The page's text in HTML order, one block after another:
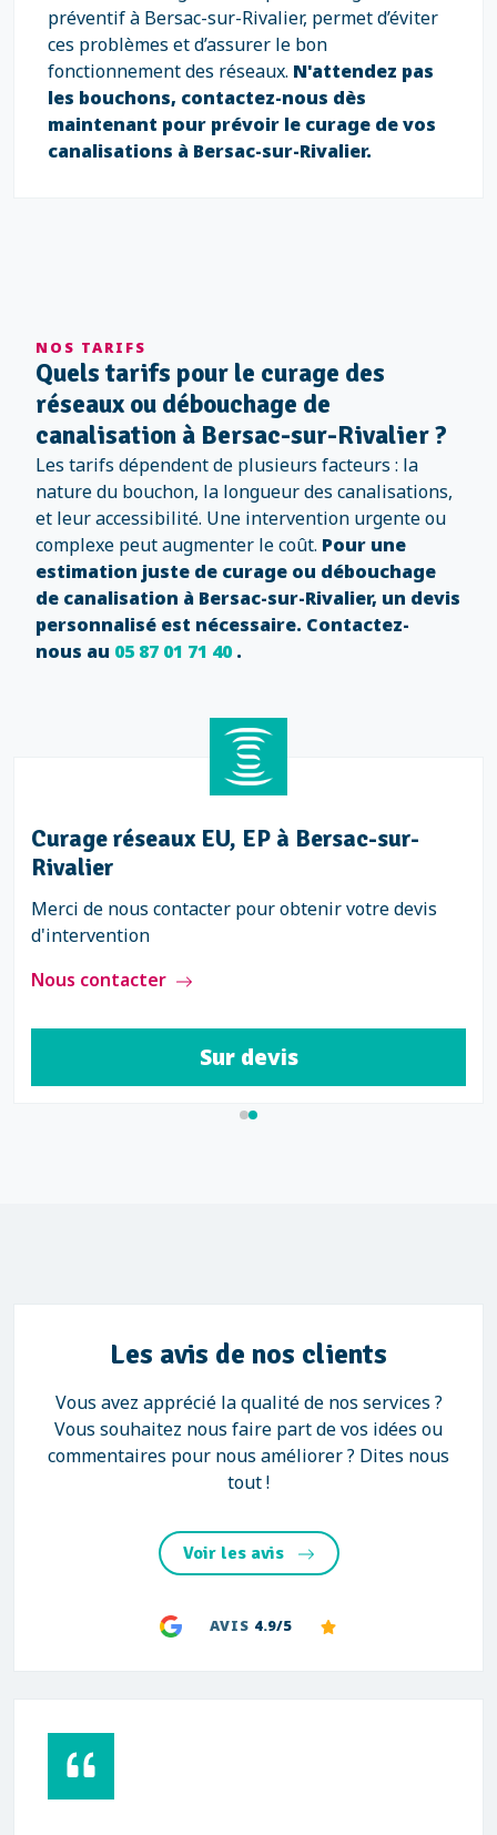
préventif à Bersac-sur-Rivalier, permet d’éviter
ces problèmes et d’assurer le bon
fonctionnement des réseaux. N'attendez pas
les bouchons, contactez-nous dès
maintenant pour prévoir le curage de vos
canalisations à Bersac-sur-Rivalier.
NOS TARIFS
Quels tarifs pour le curage des
réseaux ou débouchage de
canalisation à Bersac-sur-Rivalier ?
Les tarifs dépendent de plusieurs facteurs : la
nature du bouchon, la longueur des canalisations,
et leur accessibilité. Une intervention urgente ou
complexe peut augmenter le coût. Pour une
estimation juste de curage ou débouchage
de canalisation à Bersac-sur-Rivalier, un devis
personnalisé est nécessaire. Contactez-
nous au 05 87 01 71 40.
Curage réseaux EU, EP à Bersac-sur-
Rivalier
Merci de nous contacter pour obtenir votre devis
d'intervention
Nous contacter
Sur devis
Les avis de nos clients
Vous avez apprécié la qualité de nos services ?
Vous souhaitez nous faire part de vos idées ou
commentaires pour nous améliorer ? Dites nous
tout !
Voir les avis
AVIS 4.9/5